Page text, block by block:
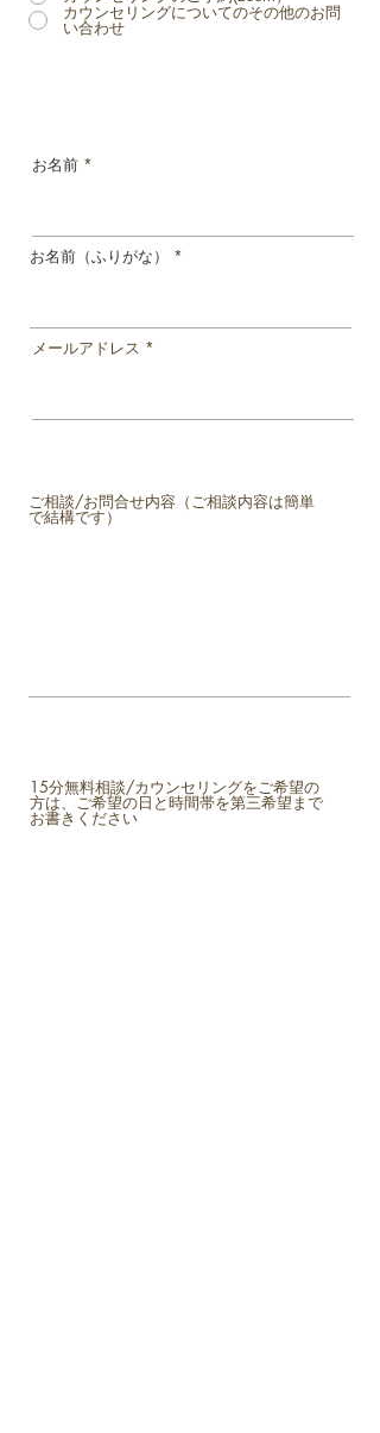
カウンセリングについてのその他のお問
い合わせ
お名前
お名前（ふりがな）
メールアドレス
ご相談/お問合せ内容（ご相談内容は簡単
で結構です）
15分無料相談/カウンセリングをご希望の
方は、ご希望の日と時間帯を第三希望まで
お書きください